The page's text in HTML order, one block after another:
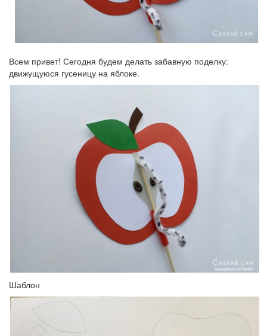
Всем привет! Сегодня будем делать забавную поделку:
движущуюся гусеницу на яблоке.
Шаблон